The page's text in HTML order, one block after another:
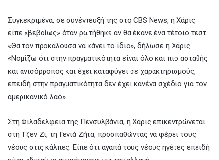
Συγκεκριμένα, σε συνέντευξή της στο CBS News, η Χάρις
είπε «βεβαίως» όταν ρωτήθηκε αν θα έκανε ένα τέτοιο τεστ.
«Θα τον προκαλούσα να κάνει το ίδιο», δήλωσε η Χάρις.
«Νομίζω ότι στην πραγματικότητα είναι όλο και πιο ασταθής
και ανισόρροπος και έχει καταφύγει σε χαρακτηρισμούς,
επειδή στην πραγματικότητα δεν έχει κανένα σχέδιο για τον
αμερικανικό λαό».
Στη Φιλαδελφεια της Πενσυλβάνια, η Χάρις επικεντρώνεται
στη Τζεν Ζι, τη Γενιά Ζήτα, προσπαθώντας να φέρει τους
νέους στις κάλπες. Είπε ότι αγαπά τους νέους ηγέτες επειδή